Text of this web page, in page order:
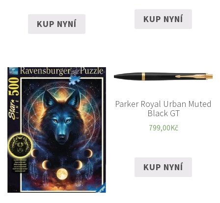
KUP NYNÍ KUP NYNÍ
Parker Royal Urban Muted
Black GT
799,00Kč
KUP NYNÍ